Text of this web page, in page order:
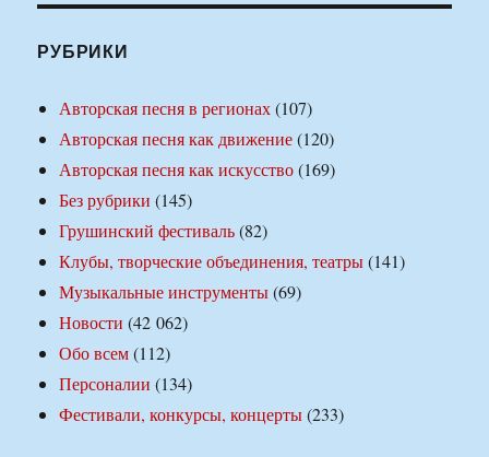
РУБРИКИ
Авторская песня в регионах(107)
Авторская песня как движение(120)
Авторская песня как искусство(169)
Без рубрики (145)
Грушинский фестиваль(82)
Клубы, творческие объединения, театры(141)
Музыкальные инструменты(69)
Новости (42 062)
Обо всем(112)
Персоналии (134)
Фестивали, конкурсы, концерты(233)